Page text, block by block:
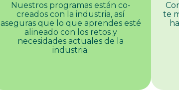
Nuestros programas están co-
creados con la industria, así
aseguras que lo que aprendes esté
alineado con los retos y
necesidades actuales de la
industria.
te